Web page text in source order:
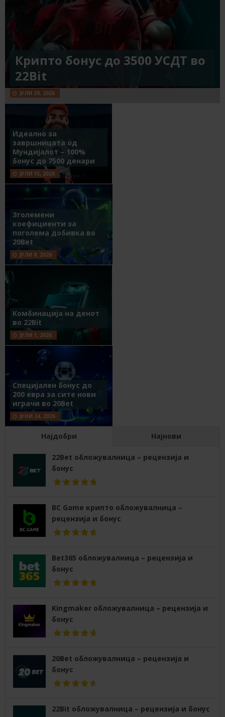
Крипто бонус до 3500 УСДТ во
22Bit
ЈУЛИ 29, 2026
Идеално за
завршницата од
Мундијалот – 100%
бонус до 7500 денари
ЈУЛИ 15, 2026
Зголемени
коефициенти за
поголема добивка во
20Bet
ЈУЛИ 8, 2026
Комбинација на денот
во 22Bit
ЈУЛИ 1, 2026
Специјален бонус до
200 евра за сите нови
играчи во 20Bet
ЈУНИ 24, 2026
Најдобри Најнови
22Bet обложувалница – рецензија и
бонус
BC Game крипто обложувалница –
рецензија и бонус
Bet365 обложувалница – рецензија и
бонус
Kingmaker обложувалница – рецензија и
бонус
20Bet обложувалница – рецензија и
бонус
22Bit обложувалница – рецензија и бонус